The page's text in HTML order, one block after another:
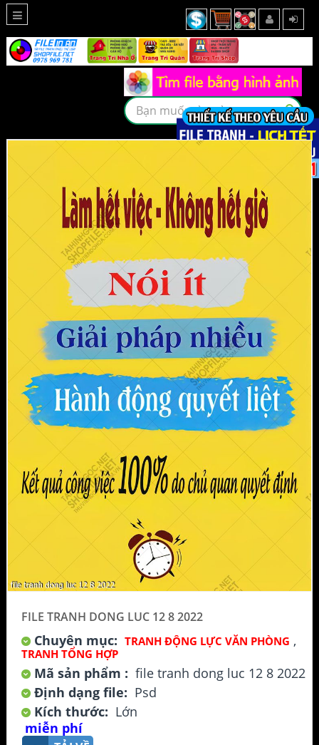
FILE TRANH DONG LUC 12 8 2022
Chuyên mục: TRANH ĐỘNG LỰC VĂN PHÒNG ,
TRANH TỔNG HỢP
Mã sản phẩm : file tranh dong luc 12 8 2022
Định dạng file: Psd
Kích thước: Lớn
miễn phí